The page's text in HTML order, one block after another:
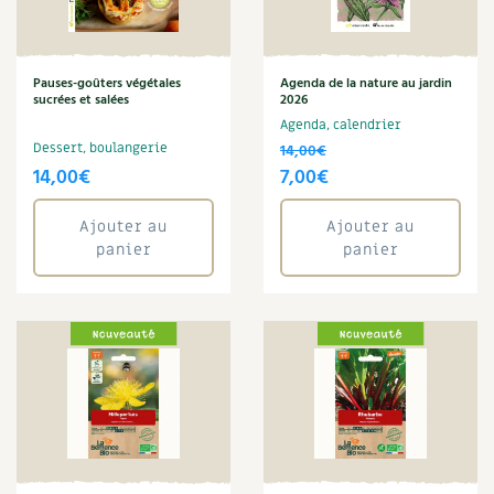
Carnets de saison
Compléments
Actualités
Vidéos et podcasts
Secrets d’abonné
Tous au jardin ! avec Pascal
La vie secrète du jardin
Pauses-goûters végétales
sucrées et salées
Dessert, boulangerie
14,00€
Ajouter au
panier
Agenda de la nature au jardin
2026
Agenda, calendrier
14,00€
Le
prix
initial
était :
7,00€Le
prix
actuel
est :
Ajouter au
panier